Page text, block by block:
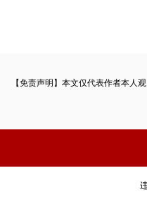
【免责声明】本文仅代表作者本人